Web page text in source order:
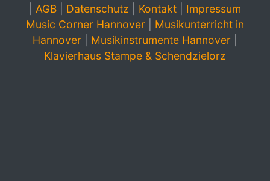
AGB Datenschutz Kontakt
Impressum
Music Corner Hannover
Musikunterricht in
Hannover
Musikinstrumente Hannover
Klavierhaus Stampe & Schendzielorz